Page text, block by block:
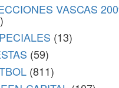
VASCAS
(13)
(59)
(811)